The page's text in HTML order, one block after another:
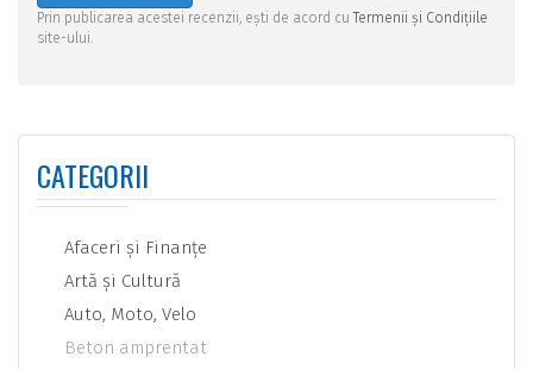
Prin publicarea acestei recenzii, ești de acord cuTermenii și Condițiile
site-ului.
CATEGORII
Afaceri şi Finanţe
Artă şi Cultură
Auto, Moto, Velo
Beton amprentat